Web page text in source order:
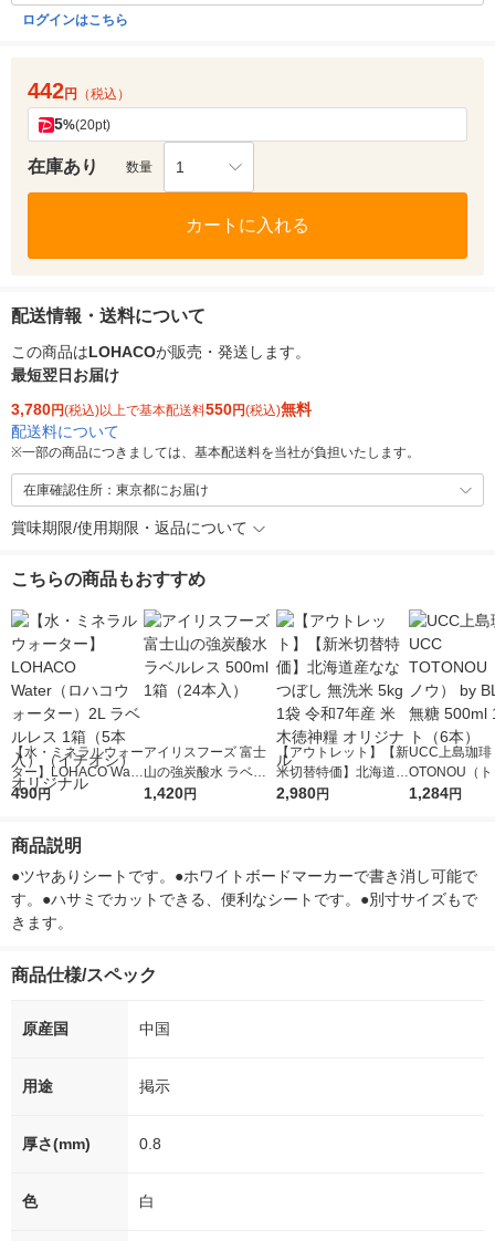
ログインはこちら
442円 （税込）
5%(20pt)
在庫あり 数量 1
カートに入れる
配送情報・送料について
この商品はLOHACOが販売・発送します。
最短翌日お届け
3,780円(税込)以上で基本配送料550円(税込)無料
配送料について
※一部の商品につきましては、基本配送料を当社が負担いたします。
在庫確認住所：東京都にお届け
賞味期限/使用期限・返品について
こちらの商品もおすすめ
【水・ミネラルウォー
ター】LOHACO Wate
r（ロハコウォータ
シ） オリジナル
490円
アイリスフーズ 富士
山の強炭酸水 ラベル
レス 500ml 1箱（24
1,420円
【アウトレット】【新
米切替特価】北海道産
ななつぼし 無洗米 5k
2,980円
UCC上島珈琲
OTONOU（
ウ） by
1,284円
商品説明
●ツヤありシートです。●ホワイトボードマーカーで書き消し可能で
す。●ハサミでカットできる、便利なシートです。●別寸サイズもで
きます。
商品仕様/スペック
原産国 中国
用途 掲示
厚さ(mm) 0.8
色 白